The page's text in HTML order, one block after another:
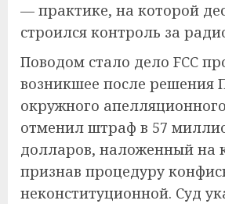
— практике, на которой
строился контроль за
Поводом стало дело FCC
возникшее после решения
окружного
отменил штраф в 57
долларов, наложенный на
признав процедуру
неконституционной. Суд